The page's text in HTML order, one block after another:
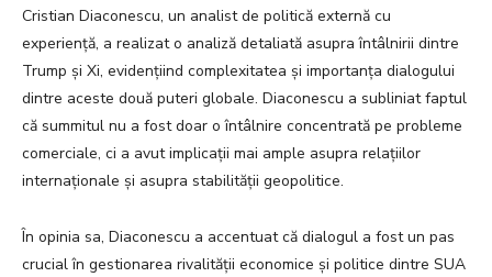
Cristian Diaconescu, un analist de politică externă cu
experiență, a realizat o analiză detaliată asupra întâlnirii dintre
Trump și Xi, evidențiind complexitatea și importanța dialogului
dintre aceste două puteri globale. Diaconescu a subliniat faptul
că summitul nu a fost doar o întâlnire concentrată pe probleme
comerciale, ci a avut implicații mai ample asupra relațiilor
internaționale și asupra stabilității geopolitice.
În opinia sa, Diaconescu a accentuat că dialogul a fost un pas
crucial în gestionarea rivalității economice și politice dintre SUA